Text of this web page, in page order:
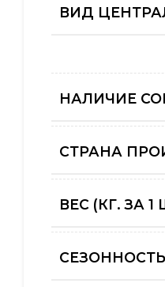
ВИД
НАЛИЧИЕ
СТРАНА
ВЕС (КГ. ЗА 1
СЕЗОННОСТЬ